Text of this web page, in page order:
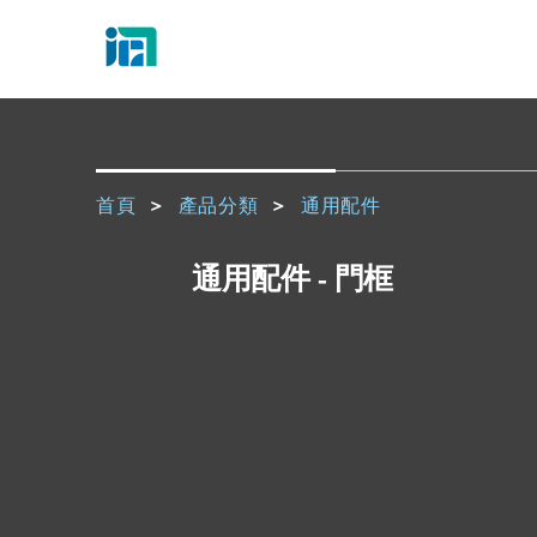
首頁 > 產品分類 > 通用配件
通用配件 - 門框